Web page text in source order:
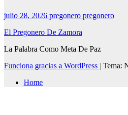
julio 28, 2026 pregonero pregonero
El Pregonero De Zamora
La Palabra Como Meta De Paz
Funciona gracias a WordPress | Tema:
Home